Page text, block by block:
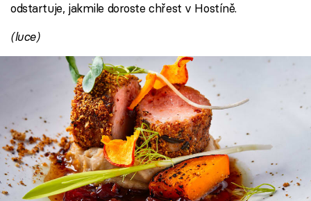
odstartuje, jakmile doroste chřest v Hostíně.
(luce)